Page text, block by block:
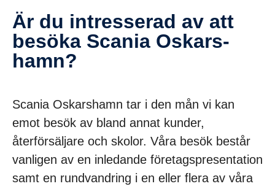
Är du intres­serad av att
besöka Scania Oskars­
hamn?
Scania Oskarshamn tar i den mån vi kan
emot besök av bland annat kunder,
återförsäljare och skolor. Våra besök består
vanligen av en inledande företagspresentation
samt en rundvandring i en eller flera av våra